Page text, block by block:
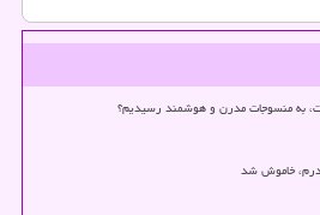
به منسوجات مدرن و هوشمند رسیدیم؟
خاموش شد